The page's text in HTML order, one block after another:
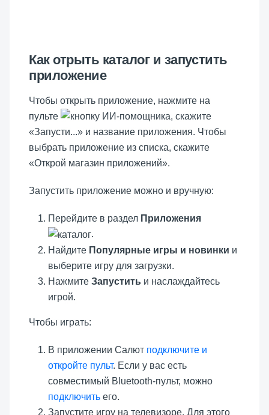
Как отрыть каталог и запустить
приложение
Чтобы открыть приложение, нажмите на
пульте
, скажите
«Запусти...» и название приложения. Чтобы
выбрать приложение из списка, скажите
«Открой магазин приложений».
Запустить приложение можно и вручную:
Перейдите в раздел Приложения
.
Найдите Популярные игры и новинки и
выберите игру для загрузки.
Нажмите Запустить и наслаждайтесь
игрой.
Чтобы играть:
В приложении Салют подключите и
откройте пульт. Если у вас есть
совместимый Bluetooth-пульт, можно
подключить его.
Запустите игру на телевизоре. Для этого